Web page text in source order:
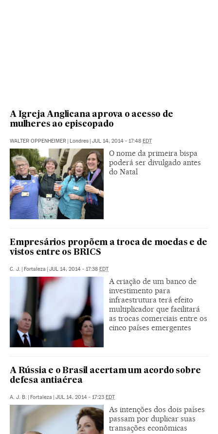
A Igreja Anglicana aprova o acesso de
mulheres ao episcopado
WALTER OPPENHEIMER | Londres | JUL 14, 2014 - 17:48 EDT
O nome da primeira bispa
poderá ser divulgado antes
do Natal
Empresários propõem a troca de moedas e de
vistos entre os BRICS
C. J. | Fortaleza | JUL 14, 2014 - 17:38 EDT
A criação de um banco de
investimento para
infraestrutura terá efeito
multiplicador que facilitará
as trocas comerciais entre os
cinco países emergentes
A Rússia e o Brasil acertam um acordo sobre
defesa antiaérea
A. J. B. | Fortaleza | JUL 14, 2014 - 17:23 EDT
As intenções dos dois países
passam por duplicar suas
transações econômicas